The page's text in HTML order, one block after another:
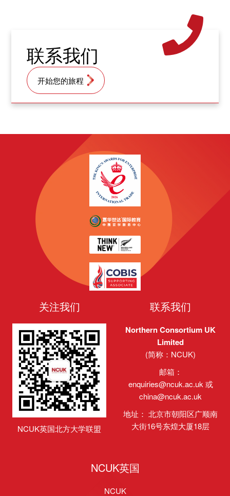
联系我们
开始您的旅程
关注我们
NCUK英国北方大学联盟
联系我们
Northern Consortium UK
Limited
(简称：NCUK)
邮箱：
enquiries@ncuk.ac.uk 或
china@ncuk.ac.uk
地址： 北京市朝阳区广顺南
大街16号东煌大厦18层
NCUK英国
NCUK